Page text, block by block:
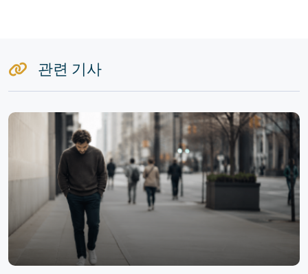
관련 기사